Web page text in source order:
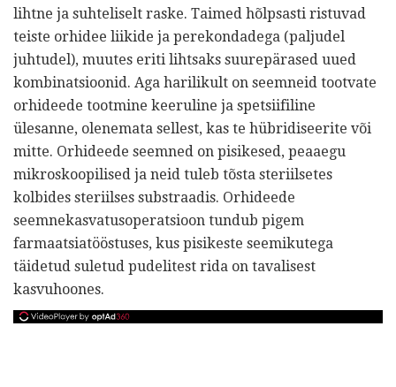
lihtne ja suhteliselt raske. Taimed hõlpsasti ristuvad
teiste orhidee liikide ja perekondadega (paljudel
juhtudel), muutes eriti lihtsaks suurepärased uued
kombinatsioonid. Aga harilikult on seemneid tootvate
orhideede tootmine keeruline ja spetsiifiline
ülesanne, olenemata sellest, kas te hübridiseerite või
mitte. Orhideede seemned on pisikesed, peaaegu
mikroskoopilised ja neid tuleb tõsta steriilsetes
kolbides steriilses substraadis. Orhideede
seemnekasvatusoperatsioon tundub pigem
farmaatsiatööstuses, kus pisikeste seemikutega
täidetud suletud pudelitest rida on tavalisest
kasvuhoones.